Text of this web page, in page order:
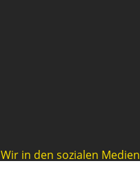
Wir in den sozialen Medien